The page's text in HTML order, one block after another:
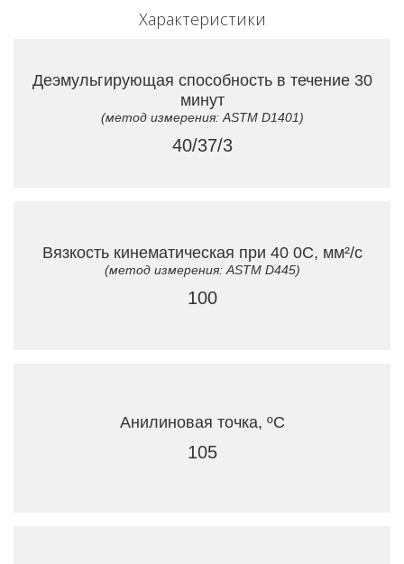
Характеристики
Деэмульгирующая способность в течение 30
минут
(метод измерения: ASTM D1401)
40/37/3
Вязкость кинематическая при 40 0C, мм²/с
(метод измерения: ASTM D445)
100
Анилиновая точка, ºC
105